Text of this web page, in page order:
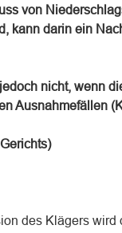
von
kann darin ein
nicht, wenn
Ausnahmefällen
des Klägers wird